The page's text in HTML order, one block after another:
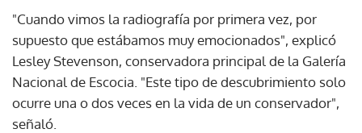
"Cuando vimos la radiografía por primera vez, por
supuesto que estábamos muy emocionados", explicó
Lesley Stevenson, conservadora principal de la Galería
Nacional de Escocia. "Este tipo de descubrimiento solo
ocurre una o dos veces en la vida de un conservador",
señaló.